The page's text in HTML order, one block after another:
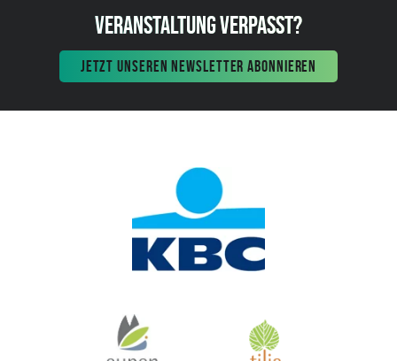
VERANSTALTUNG VERPASST?
JETZT UNSEREN NEWSLETTER ABONNIEREN